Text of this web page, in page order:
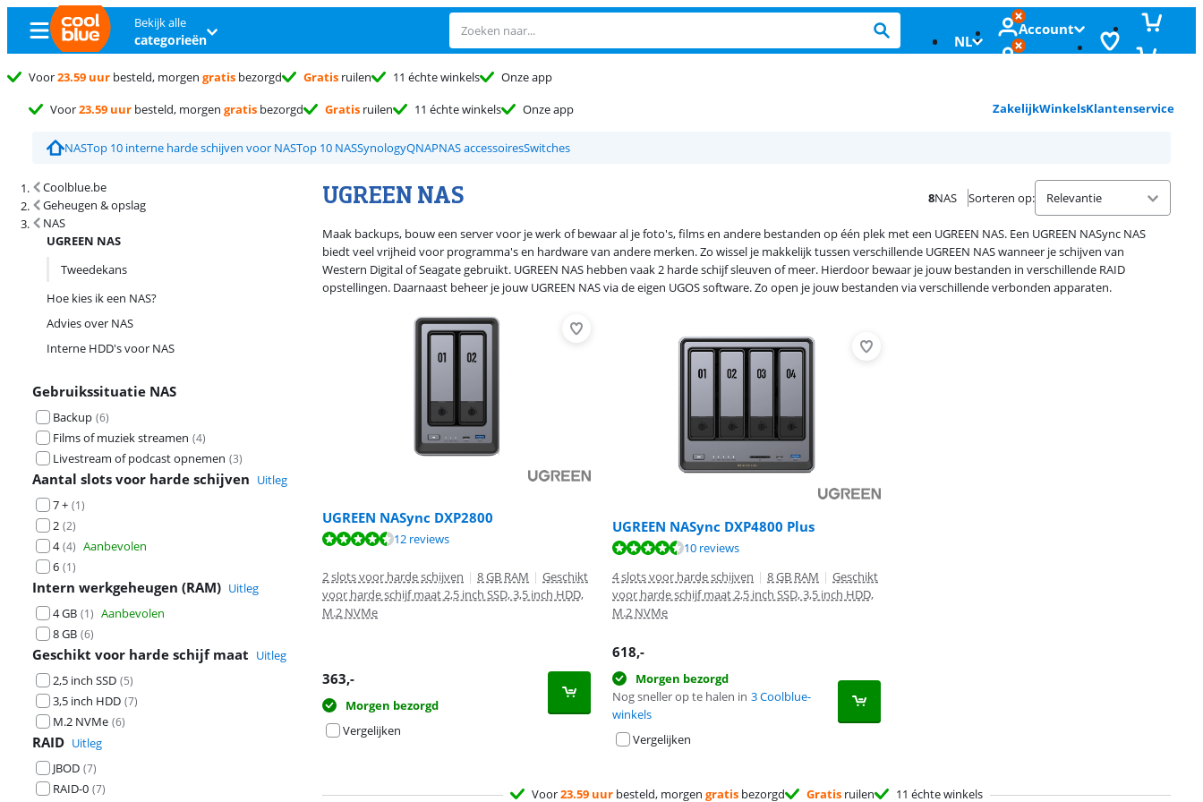
Bekijk alle
categorieën NL
Account
Voor23.59 uur besteld, morgen gratis bezorgd Gratis ruilen 11 échte winkels
Onze app
Voor23.59 uur besteld, morgen gratis bezorgd Gratis ruilen 11 échte winkels Onze app ZakelijkWinkelsKlantenservice
NASTop 10 interne harde schijven voor NASTop 10 NASSynologyQNAPNAS accessoiresSwitches
Coolblue.be
Geheugen & opslag
NAS
UGREEN NAS
Tweedekans
Hoe kies ik een NAS?
Advies over NAS
Interne HDD's voor NAS
Gebruikssituatie NAS
Backup (6)
Films of muziek streamen (4)
Livestream of podcast opnemen (3)
Aantal slots voor harde schijven Uitleg
7 + (1)
2 (2)
4 (4) Aanbevolen
6 (1)
Intern werkgeheugen (RAM) Uitleg
4 GB (1) Aanbevolen
8 GB (6)
Geschikt voor harde schijf maat Uitleg
2,5 inch SSD (5)
3,5 inch HDD (7)
M.2 NVMe (6)
RAID Uitleg
JBOD (7)
RAID-0 (7)
UGREEN NAS
Zoekresultaten en sortering
8NAS Sorteren op:
Maak backups, bouw een server voor je werk of bewaar al je foto's, films en andere bestanden op één plek met een UGREEN NAS. Een UGREEN NASync NAS
biedt veel vrijheid voor programma's en hardware van andere merken. Zo wissel je makkelijk tussen verschillende UGREEN NAS wanneer je schijven van
Western Digital of Seagate gebruikt. UGREEN NAS hebben vaak 2 harde schijf sleuven of meer. Hierdoor bewaar je jouw bestanden in verschillende RAID
opstellingen. Daarnaast beheer je jouw UGREEN NAS via de eigen UGOS software. Zo open je jouw bestanden via verschillende verbonden apparaten.
UGREEN NASync DXP2800
Beoordeling is 9,1 van de 10, gebaseerd op 12 reviews.
12 reviews
2 slots voor harde schijven | 8 GB RAM | Geschikt
voor harde schijf maat 2,5 inch SSD, 3,5 inch HDD,
M.2 NVMe
363,-
Morgen bezorgd
Vergelijken
UGREEN NASync DXP4800 Plus
Beoordeling is 8,8 van de 10, gebaseerd op 10 reviews.
10 reviews
4 slots voor harde schijven | 8 GB RAM | Geschikt
voor harde schijf maat 2,5 inch SSD, 3,5 inch HDD,
M.2 NVMe
618,-
Morgen bezorgd
Nog sneller op te halen in 3 Coolblue-
winkels
Vergelijken
Voor23.59 uur besteld, morgen gratis bezorgd Gratis ruilen 11 échte winkels